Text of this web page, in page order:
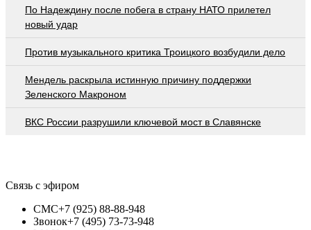
По Надеждину после побега в страну НАТО прилетел
новый удар
Против музыкального критика Троицкого возбудили дело
Мендель раскрыла истинную причину поддержки
Зеленского Макроном
ВКС России разрушили ключевой мост в Славянске
Связь с эфиром
СМС+7 (925) 88-88-948
Звонок+7 (495) 73-73-948